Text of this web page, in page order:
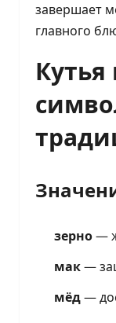
завершает
главного
зерно—
мак—
мёд—